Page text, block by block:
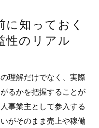
知っておく
性のリアル
理解だけでなく、実際
るかを把握することが
事業主として参入する
がそのまま売上や稼働